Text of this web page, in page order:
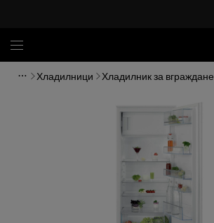
Хладилници Хладилник за вграждане